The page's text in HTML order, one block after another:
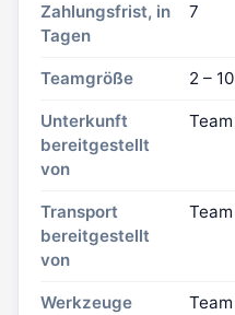
Zahlungsfrist, in
Tagen
7
Teamgröße 2 – 10
Unterkunft
bereitgestellt
von
Team
Transport
bereitgestellt
von
Team
Werkzeuge
Team